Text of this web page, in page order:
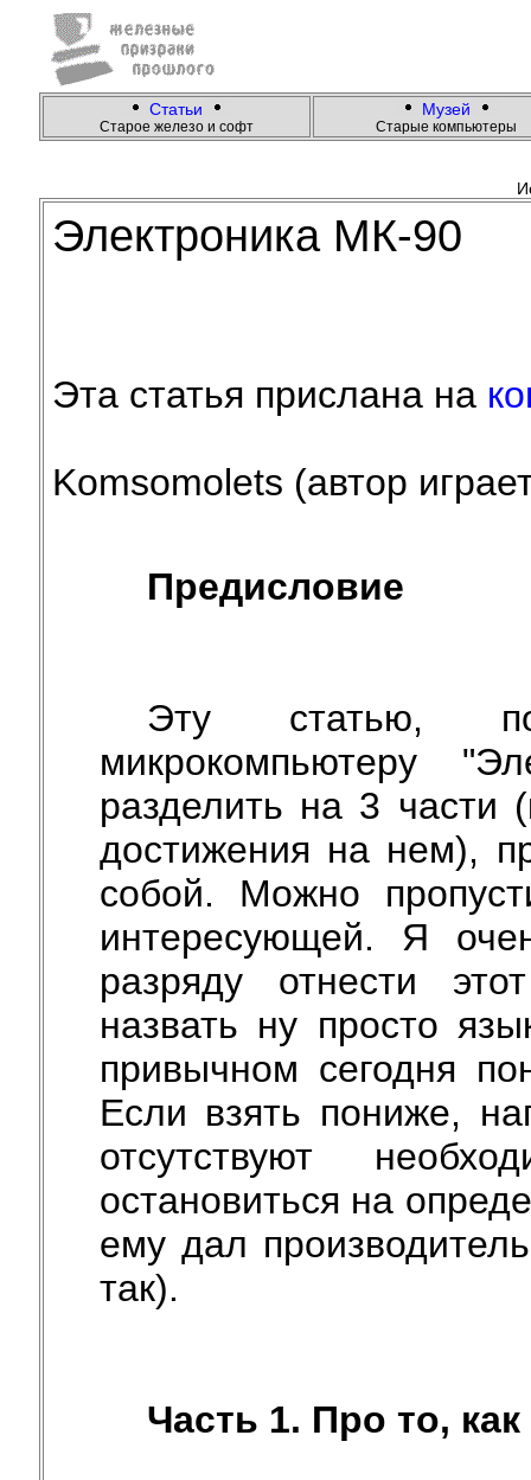
Статьи
Cтарое железо и софт
Музей
Старые компьютеры
Электроника МК-90
Эта статья прислана на
Komsomolets (автор
Предисловие
Эту статью,
микрокомпьютеру
разделить на 3 части
достижения на нем),
собой. Можно
интересующей. Я
разряду отнести
назвать ну просто
привычном сегодня
Если взять пониже,
отсутствуют
остановиться на
ему дал
так).
Часть 1. Про то,